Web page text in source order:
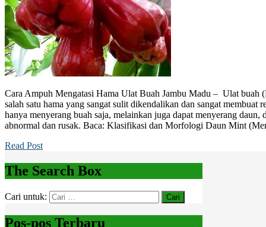
Cara Ampuh Mengatasi Hama Ulat Buah Jambu Madu – Ulat buah
salah satu hama yang sangat sulit dikendalikan dan sangat membuat
hanya menyerang buah saja, melainkan juga dapat menyerang daun,
abnormal dan rusak. Baca: Klasifikasi dan Morfologi Daun Mint
Read Post
The Search Box
Cari untuk:
Pos-pos Terbaru